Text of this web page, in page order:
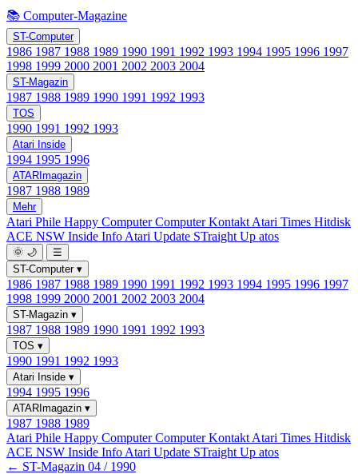
📚 Computer-Magazine
ST-Computer
1986 1987 1988 1989 1990 1991 1992 1993 1994 1995 1996 1997
1998 1999 2000 2001 2002 2003 2004
ST-Magazin
1987 1988 1989 1990 1991 1992 1993
TOS
1990 1991 1992 1993
Atari Inside
1994 1995 1996
ATARImagazin
1987 1988 1989
Mehr
Atari Phile Happy ComputerComputer Kontakt Atari Times Hitdisk
ACE NSW Inside Info Atari Update STraight Up atos
🌞 🌙
☰
ST-Computer ▾
1986 1987 1988 1989 1990 1991 1992 1993 1994 1995 1996 1997
1998 1999 2000 2001 2002 2003 2004
ST-Magazin ▾
1987 1988 1989 1990 1991 1992 1993
TOS ▾
1990 1991 1992 1993
Atari Inside ▾
1994 1995 1996
ATARImagazin ▾
1987 1988 1989
Atari Phile Happy ComputerComputer Kontakt Atari Times Hitdisk
ACE NSW Inside Info Atari Update STraight Up atos
← ST-Magazin 04 / 1990